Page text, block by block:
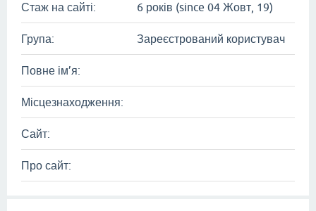
Стаж на сайті: 6 років (since 04 Жовт, 19)
Група: Зареєстрований користувач
Повне ім’я:
Місцезнаходження:
Сайт:
Про сайт: